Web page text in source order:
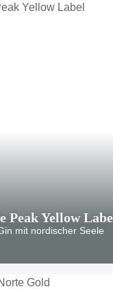
Peak Yellow
mit nordischer Seele